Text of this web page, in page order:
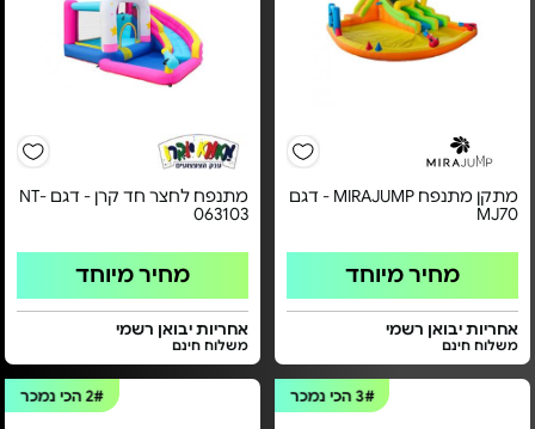
מתקן מתנפח MIRAJUMP - דגם
MJ70
מחיר מיוחד
אחריות יבואן רשמי
משלוח חינם
מתנפח לחצר חד קרן - דגם NT-
063103
מחיר מיוחד
אחריות יבואן רשמי
משלוח חינם
3# הכי נמכר 2#הכי נמכר